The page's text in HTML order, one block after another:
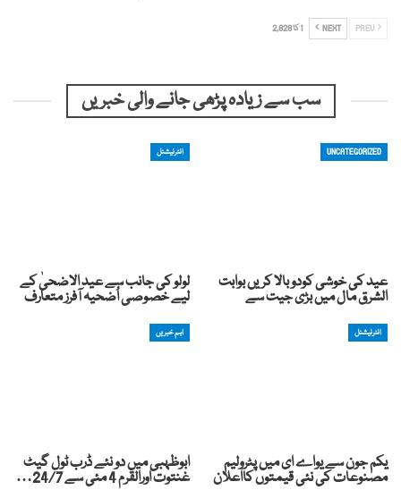
NEXT 1 کا 2,828
سب سے زیادہ پڑھی جانے والی خبریں
UNCATEGORIZED
عید کی خوشی کودوبالا کریں بوابت
الشرق مال میں بڑی جیت سے
انٹرنیشنل
لولو کی جانب سے عید الاضحیٰ کے
لیے خصوصی اُضحیہ آفرز متعارف
انٹرنیشنل
یکم جون سے یواے ای میں پٹرولیم
مصنوعات کی نئی قیمتوں کااعلان
اہم خبریں
ابوظہبی میں دو نئے ڈرب ٹول گیٹ
غنتوت اورالقرم 4 مئی سے 24/7…